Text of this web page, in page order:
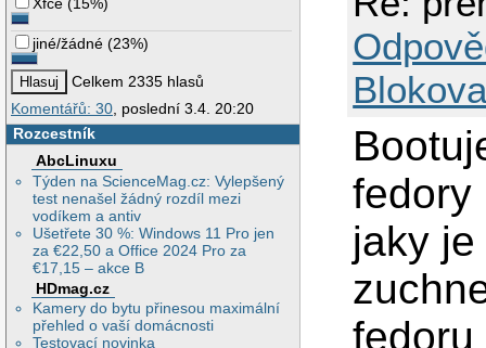
Xfce (15%)
jiné/žádné (23%)
Celkem 2335 hlasů
Komentářů: 30, poslední 3.4. 20:20
Rozcestník
AbcLinuxu
Týden na ScienceMag.cz: Vylepšený
test nenašel žádný rozdíl mezi
vodíkem a antiv
Ušetřete 30 %: Windows 11 Pro jen
za €22,50 a Office 2024 Pro za
€17,15 – akce B
HDmag.cz
Kamery do bytu přinesou maximální
přehled o vaší domácnosti
Testovací novinka
fedory
jaky
fedoru